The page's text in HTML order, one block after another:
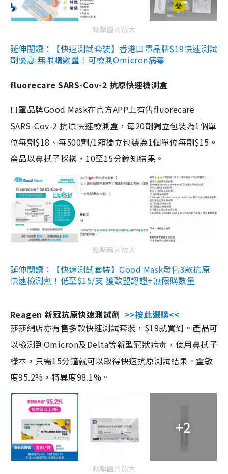
點擊圖片放大
延伸閱讀：【快速測試套裝】香港口罩品牌$19快速測試
劑優惠 無限購數量！可檢測Omicron病毒
fluorecare SARS-Cov-2 抗原快速檢測盒
口罩品牌Good Mask在官方APP上有售fluorecare
SARS-Cov-2 抗原快速檢測盒，每20劑獨立包裝為1個單
位每劑$18、每500劑/1箱獨立包裝為1個單位每劑$15。
產品以鼻拭子採樣，10至15分鐘知結果。
點擊圖片放大
延伸閱讀：【快速測試套裝】Good Mask發售3款抗原
快速檢測劑！低至$15/支 獲歐盟認證+無限購數量
Reagen 新冠抗原快速測試劑 >>按此選購<<
莎莎網店亦有售多款快速測試套裝，$19就買到。產品可
以檢測到Omicron及Delta等新型冠狀病毒，使用鼻拭子
樣本，只需15分鐘就可以取得快速抗原測試結果。靈敏
度95.2%，特異度98.1%。
+2
點擊圖片放大